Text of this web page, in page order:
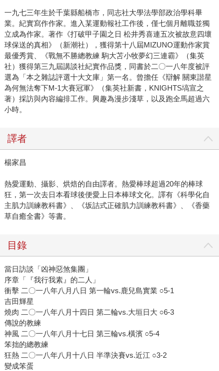
一九七三年生於千葉縣船橋市，同志社大學法學部政治學科畢
業。紀實寫作作家。進入某運動報社工作後，僅七個月離職並獨
立成為作家。著作《打破甲子園之日 松井秀喜連五次被故意四壞
球保送的真相》（新潮社），獲得第十八屆MIZUNO運動作家賞
最優秀賞、《戰無不勝總教練 駒大苫小牧夢幻三連霸》（集英
社）獲得第三九屆講談社紀實作品獎，同書於二〇一八年度被評
選為「本之雜誌評選十大文庫」第一名。曾擔任《辯解 關東諧星
為何無法奪下M-1大賽冠軍》（集英社新書，KNIGHTS塙宣之
著）採訪與內容編排工作。興趣為漫步淺草，以及跑全馬超過六
小時。
譯者
楊家昌
熱愛運動、攝影、烘焙的自由譯者。熱愛棒球超過20年的棒球
狂，第一次去日本看球後便愛上日本棒球文化。譯有《科學化自
主肌力訓練教科書》、《坂詰式正確肌力訓練教科書》、《香藥
草自癒全書》等書。
目錄
當日訪談「凶神惡煞集團」
序章「『我行我素』的二人」
衝擊 二〇一八年八月八日 第一輪vs.鹿兒島實業 ○5-1
吉田輝星
燒肉 二〇一八年八月十四日 第二輪vs.大垣日大 ○6-3
傳說的教練
神風 二〇一八年八月十七日 第三輪vs.橫濱 ○5-4
笨拙的總教練
狂熱 二〇一八年八月十八日 半準決賽vs.近江 ○3-2
變成笨蛋